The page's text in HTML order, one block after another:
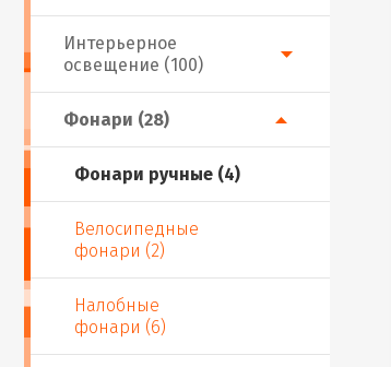
Фонари (28)
Фонари ручные (4)
Велосипедные
фонари (2)
Налобные
фонари (6)
Интерьерное
освещение (100)